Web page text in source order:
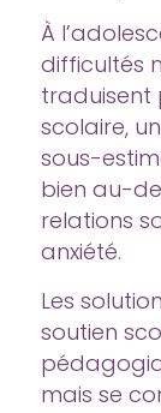
À
difficultés
traduisent
scolaire,
sous-
bien au-
relations
anxiété.
Les
soutien
mais se